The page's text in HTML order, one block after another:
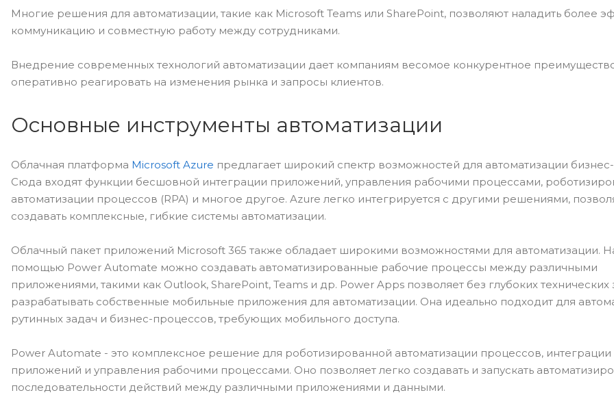
Многие решения для автоматизации, такие как Microsoft Teams или SharePoint, позволяют наладить более
коммуникацию и совместную работу между сотрудниками.
Внедрение современных технологий автоматизации дает компаниям весомое конкурентное
оперативно реагировать на изменения рынка и запросы клиентов.
Основные инструменты автоматизации
Облачная платформа Microsoft Azure предлагает широкий спектр возможностей для автоматизации
Сюда входят функции бесшовной интеграции приложений, управления рабочими процессами,
автоматизации процессов (RPA) и многое другое. Azure легко интегрируется с другими решениями,
создавать комплексные, гибкие системы автоматизации.
Облачный пакет приложений Microsoft 365 также обладает широкими возможностями для автоматизации.
помощью Power Automate можно создавать автоматизированные рабочие процессы между различными
приложениями, такими как Outlook, SharePoint, Teams и др. Power Apps позволяет без глубоких технических
разрабатывать собственные мобильные приложения для автоматизации. Она идеально подходит для
рутинных задач и бизнес-процессов, требующих мобильного доступа.
Power Automate - это комплексное решение для роботизированной автоматизации процессов, интеграции
приложений и управления рабочими процессами. Оно позволяет легко создавать и запускать
последовательности действий между различными приложениями и данными.